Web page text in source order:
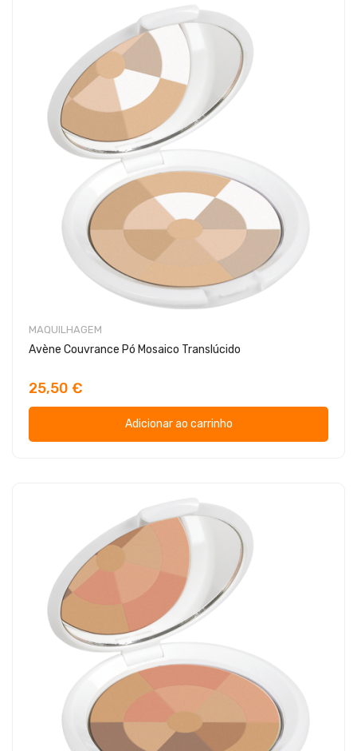
MAQUILHAGEM
Avène Couvrance Pó Mosaico Translúcido
25,50 €
Adicionar ao carrinho